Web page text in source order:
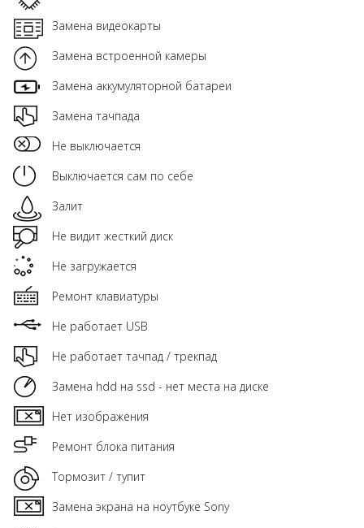
Замена видеокарты
Замена встроенной камеры
Замена аккумуляторной батареи
Замена тачпада
Не выключается
Выключается сам по себе
Залит
Не видит жесткий диск
Не загружается
Ремонт клавиатуры
Не работает USB
Не работает тачпад / трекпад
Замена hdd на ssd - нет места на диске
Нет изображения
Ремонт блока питания
Тормозит / тупит
Замена экрана на ноутбуке Sony